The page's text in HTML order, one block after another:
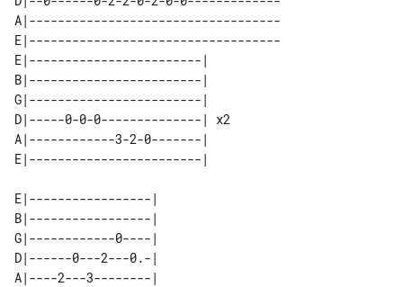
A|-----------------------------------
E|-----------------------------------
E|------------------------|
B|------------------------|
G|------------------------|
D|-----0-0-0--------------| x2
A|------------3-2-0-------|
E|-----------------|
B|-----------------|
G|------------0----|
D|------0---2---0.-|
A|----2---3--------|